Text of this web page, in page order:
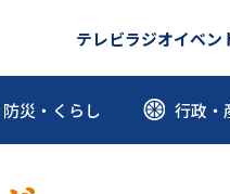
テレビラジオイベン
防災・くらし 行政・